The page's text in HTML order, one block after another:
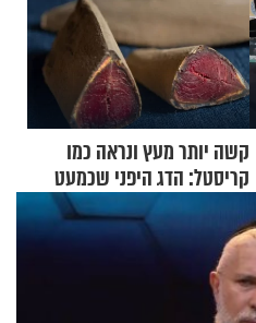
קשה יותר מעץ ונראה כמו
קריסטל: הדג היפני שכמעט
בלתי אפשרי לחתוך